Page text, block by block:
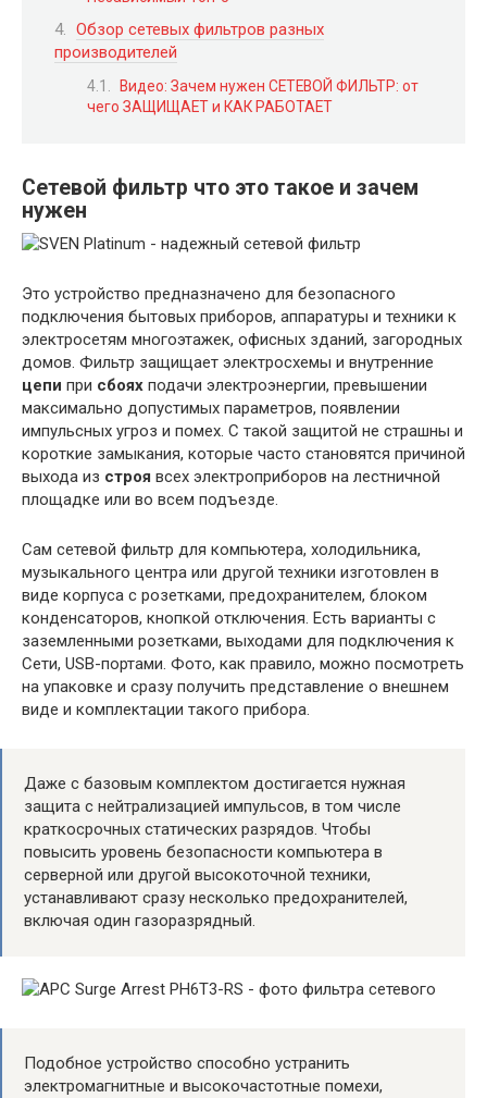
Обзор сетевых фильтров разных
производителей
Видео: Зачем нужен СЕТЕВОЙ ФИЛЬТР: от
чего ЗАЩИЩАЕТ и КАК РАБОТАЕТ
Сетевой фильтр что это такое и зачем
нужен
Это устройство предназначено для безопасного
подключения бытовых приборов, аппаратуры и техники к
электросетям многоэтажек, офисных зданий, загородных
домов. Фильтр защищает электросхемы и внутренние
цепи при сбоях подачи электроэнергии, превышении
максимально допустимых параметров, появлении
импульсных угроз и помех. С такой защитой не страшны и
короткие замыкания, которые часто становятся причиной
выхода из строя всех электроприборов на лестничной
площадке или во всем подъезде.
Сам сетевой фильтр для компьютера, холодильника,
музыкального центра или другой техники изготовлен в
виде корпуса с розетками, предохранителем, блоком
конденсаторов, кнопкой отключения. Есть варианты с
заземленными розетками, выходами для подключения к
Сети, USB-портами. Фото, как правило, можно посмотреть
на упаковке и сразу получить представление о внешнем
виде и комплектации такого прибора.
Даже с базовым комплектом достигается нужная
защита с нейтрализацией импульсов, в том числе
краткосрочных статических разрядов. Чтобы
повысить уровень безопасности компьютера в
серверной или другой высокоточной техники,
устанавливают сразу несколько предохранителей,
включая один газоразрядный.
Подобное устройство способно устранить
электромагнитные и высокочастотные помехи,